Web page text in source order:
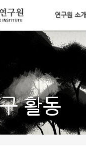
연구원 소개
활동
치북5
치북5